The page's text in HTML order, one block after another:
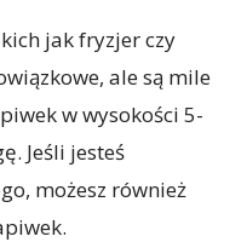
jak fryzjer czy
ale są mile
w wysokości 5-
Jeśli jesteś
możesz również